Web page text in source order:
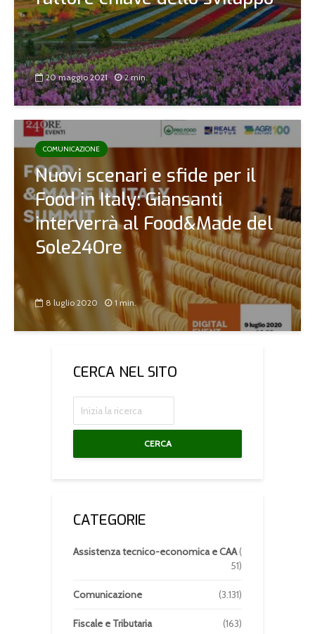
20 maggio 2021 2 min.
COMUNICAZIONE
Nuovi scenari e sfide per il
Food in Italy: Giansanti
interverrà al Food&Made del
Sole24Ore
8 luglio 2020 1 min.
CERCA NEL SITO
CERCA
CATEGORIE
Assistenza tecnico-economica e CAA(
51)
Comunicazione (3.131)
Fiscale e Tributaria (163)